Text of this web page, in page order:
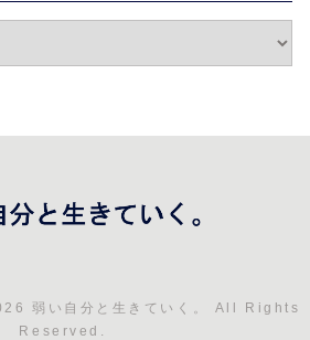
弱い自分と生きていく。 All Rights
Reserved.